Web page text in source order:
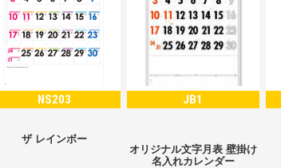
NS203
ザ レインボー
JB1
オリジナル文字月表 壁掛け
名入れカレンダー